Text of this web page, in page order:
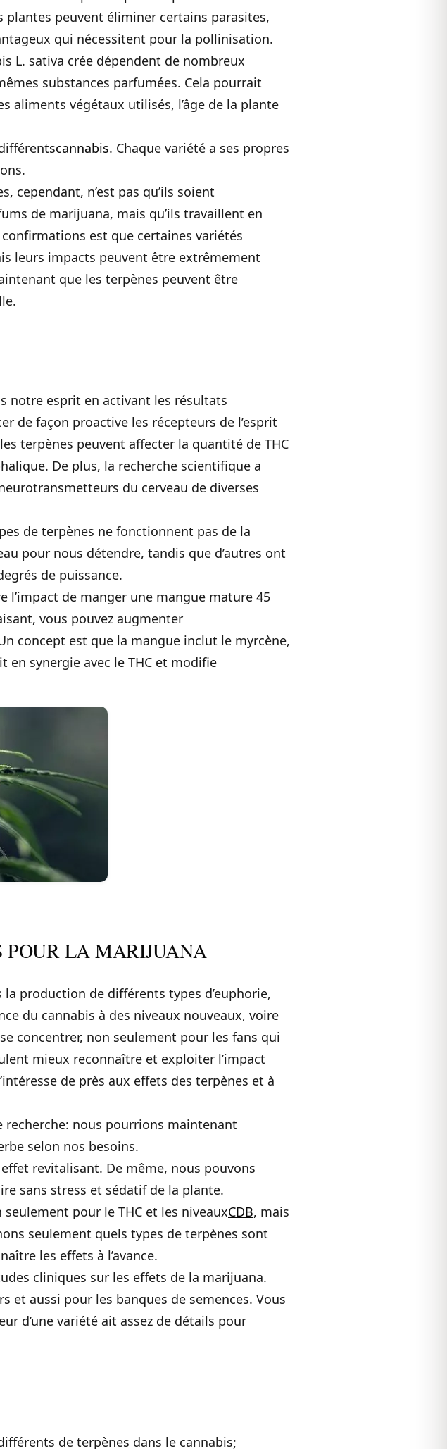
plantes peuvent éliminer certains parasites,
qui nécessitent pour la pollinisation.
L. sativa crée dépendent de nombreux
substances parfumées. Cela pourrait
aliments végétaux utilisés, l’âge de la plante
cannabis. Chaque variété a ses propres
cependant, n’est pas qu’ils soient
de marijuana, mais qu’ils travaillent en
est que certaines variétés
leurs impacts peuvent être extrêmement
que les terpènes peuvent être
notre esprit en activant les résultats
de façon proactive les récepteurs de l’esprit
terpènes peuvent affecter la quantité de THC
De plus, la recherche scientifique a
du cerveau de diverses
de terpènes ne fonctionnent pas de la
pour nous détendre, tandis que d’autres ont
de puissance.
l’impact de manger une mangue mature 45
vous pouvez augmenter
concept est que la mangue inclut le myrcène,
synergie avec le THC et modifie
POUR LA MARIJUANA
production de différents types d’euphorie,
du cannabis à des niveaux nouveaux, voire
concentrer, non seulement pour les fans qui
mieux reconnaître et exploiter l’impact
de près aux effets des terpènes et à
nous pourrions maintenant
selon nos besoins.
revitalisant. De même, nous pouvons
sans stress et sédatif de la plante.
pour le THC et les niveauxCDB, mais
seulement quels types de terpènes sont
les effets à l’avance.
cliniques sur les effets de la marijuana.
et aussi pour les banques de semences. Vous
d’une variété ait assez de détails pour
de terpènes dans le cannabis;